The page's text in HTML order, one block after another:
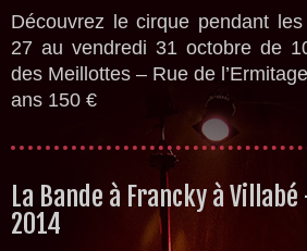
Découvrez le cirque pendant
27 au vendredi 31 octobre de
des Meillottes – Rue de
ans 150 €
La Bande à Francky à
2014